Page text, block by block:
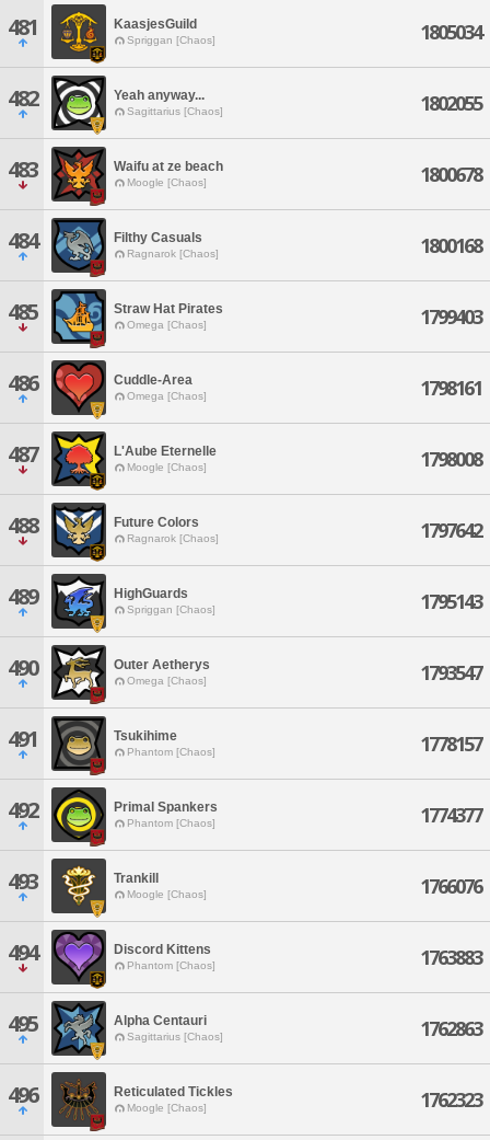
481 KaasjesGuild
Spriggan [Chaos] 1805034
482 Yeah anyway...
Sagittarius [Chaos] 1802055
483 Waifu at ze beach
Moogle [Chaos] 1800678
484 Filthy Casuals
Ragnarok [Chaos] 1800168
485 Straw Hat Pirates
Omega [Chaos] 1799403
486 Cuddle-Area
Omega [Chaos] 1798161
487 L'Aube Eternelle
Moogle [Chaos] 1798008
488 Future Colors
Ragnarok [Chaos] 1797642
489 HighGuards
Spriggan [Chaos] 1795143
490 Outer Aetherys
Omega [Chaos] 1793547
491 Tsukihime
Phantom [Chaos] 1778157
492 Primal Spankers
Phantom [Chaos] 1774377
493 Trankill
Moogle [Chaos] 1766076
494 Discord Kittens
Phantom [Chaos] 1763883
495 Alpha Centauri
Sagittarius [Chaos] 1762863
496 Reticulated Tickles
Moogle [Chaos] 1762323